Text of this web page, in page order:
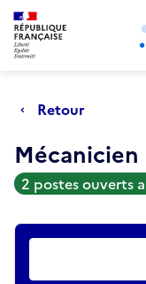
Aller au menu principal
Retour
Mécanicien
2 postes ouverts
Actions
Retour au début de la
Panneau de gestion